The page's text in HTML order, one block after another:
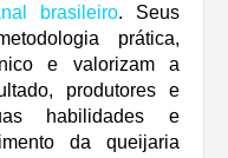
brasileiro. Seus
prática,
e valorizam a
produtores e
habilidades e
da queijaria